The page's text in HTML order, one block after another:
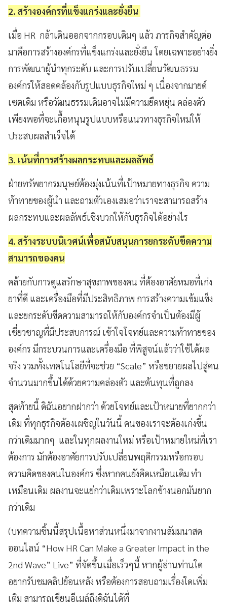
2. สร้างองค์กรที่แข็งแกร่งและยั่งยืน
เมื่อ HR กล้าเดินออกจากกรอบเดิมๆ แล้ว ภารกิจสำคัญต่อ
มาคือการสร้างองค์กรที่แข็งแกร่งและยั่งยืน โดยเฉพาะอย่างยิ่ง
การพัฒนาผู้นำทุกระดับ และการปรับเปลี่ยนวัฒนธรรม
องค์กรให้สอดคล้องกับรูปแบบธุรกิจใหม่ ๆ เนื่องจากมายด์
เซตเดิม หรือวัฒนธรรมเดิมอาจไม่มีความยืดหยุ่น คล่องตัว
เพียงพอที่จะเกื้อหนุนรูปแบบหรือแนวทางธุรกิจใหม่ให้
ประสบผลสำเร็จได้
3. เน้นที่การสร้างผลกระทบและผลลัพธ์
ฝ่ายทรัพยากรมนุษย์ต้องมุ่งเน้นที่เป้าหมายทางธุรกิจ ความ
ท้าทายของผู้นำ และถามตัวเองเสมอว่าเราจะสามารถสร้าง
ผลกระทบและผลลัพธ์เชิงบวกให้กับธุรกิจได้อย่างไร
4. สร้างระบบนิเวศน์เพื่อสนับสนุนการยกระดับขีดความ
สามารถของคน
คล้ายกับการดูแลรักษาสุขภาพของคน ที่ต้องอาศัยหมอที่เก่ง
ยาที่ดี และเครื่องมือที่มีประสิทธิภาพ การสร้างความเข้มแข็ง
และยกระดับขีดความสามารถให้กับองค์กรจำเป็นต้องมีผู้
เชี่ยวชาญที่มีประสบการณ์ เข้าใจโจทย์และความท้าทายของ
องค์กร มีกระบวนการและเครื่องมือ ที่พิสูจน์แล้วว่าใช้ได้ผล
จริง รวมทั้งเทคโนโลยีที่จะช่วย “Scale” หรือขยายผลไปสู่คน
จำนวนมากขึ้นได้ด้วยความคล่องตัว และต้นทุนที่ถูกลง
สุดท้ายนี้ ดิฉันอยากฝากว่า ด้วยโจทย์และเป้าหมายที่ยากกว่า
เดิม ที่ทุกธุรกิจต้องเผชิญในวันนี้ คนของเราจะต้องเก่งขึ้น
กว่าเดิมมากๆ และในทุกผลงานใหม่ หรือเป้าหมายใหม่ที่เรา
ต้องการ มักต้องอาศัยการปรับเปลี่ยนพฤติกรรมหรือกรอบ
ความคิดของคนในองค์กร ซึ่งหากคนยังคิดเหมือนเดิม ทำ
เหมือนเดิม ผลงานจะแย่กว่าเดิมเพราะโลกข้างนอกมันยาก
กว่าเดิม
(บทความชิ้นนี้สรุปเนื้อหาส่วนหนึ่งมาจากงานสัมมนาสด
ออนไลน์ “How HR Can Make a Greater Impact in the
2nd Wave” Live” ที่จัดขึ้นเมื่อเร็วๆนี้ หากผู้อ่านท่านใด
อยากรับชมคลิปย้อนหลัง หรือต้องการสอบถามเรื่องใดเพิ่ม
เติม สามารถเขียนอีเมล์ถึงดิฉันได้ที่